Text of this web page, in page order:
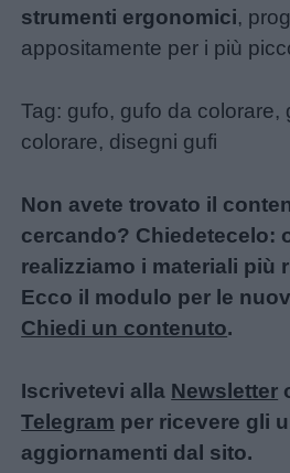
strumenti ergonomici,
appositamente per i più
Tag: gufo, gufo da colorare,
colorare, disegni gufi
Non avete trovato il
cercando? Chiedetecelo:
realizziamo i materiali più
Ecco il modulo per le
Chiedi un contenuto.
Iscrivetevi alla Newsletter
Telegram per ricevere gli
aggiornamenti dal sito.